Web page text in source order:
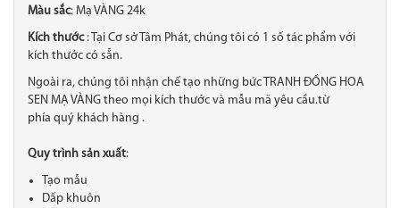
Màu sắc: Mạ VÀNG 24k
Kích thước: Tại Cơ sở Tâm Phát, chúng tôi có 1 số tác phẩm với
kích thước có sẵn.
Ngoài ra, chúng tôi nhận chế tạo những bức TRANH ĐỒNG HOA
SEN MẠ VÀNG theo mọi kích thước và mẫu mã yêu cầu.từ
phía quý khách hàng .
Quy trình sản xuất:
Tạo mẫu
Dấp khuôn